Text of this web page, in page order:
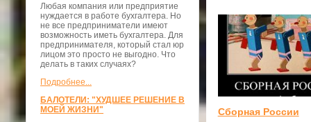
Любая компания или предприятие
нуждается в работе бухгалтера. Но
не все предприниматели имеют
возможность иметь бухгалтера. Для
предпринимателя, который стал юр
лицом это просто не выгодно. Что
делать в таких случаях?
Подробнее...
БАЛОТЕЛИ: "ХУДШЕЕ РЕШЕНИЕ В
МОЕЙ ЖИЗНИ"
Сборная России